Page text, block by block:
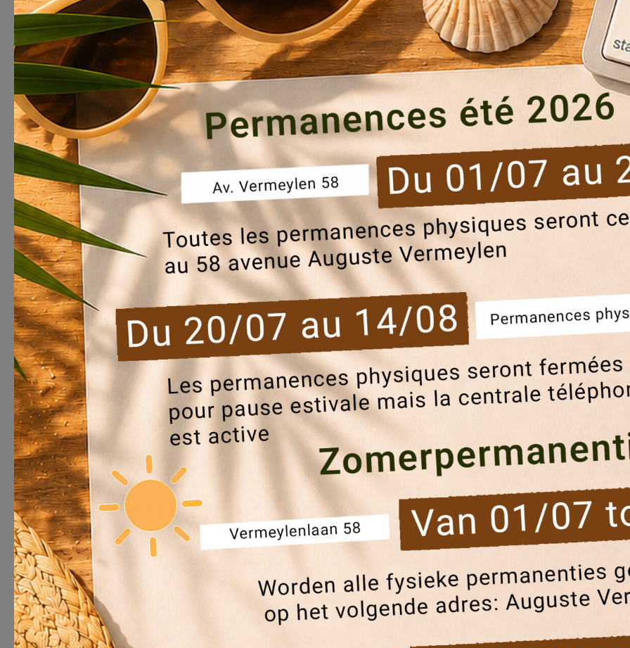
présenter notre approche en matière d’adaptation du...
EvereClean : ensemble, on avance
byeverecity | Mar 23, 2026|Actualités
L’action EvereClean se poursuit dans nos quartiers pour cette édition 2025-2026, avec toujours le
objectif : sensibiliser les jeunes et les familles à la propreté, au tri et à la gestion des déchets. Chaque
semaine, les jeunes des maisons de quartier Platon,...